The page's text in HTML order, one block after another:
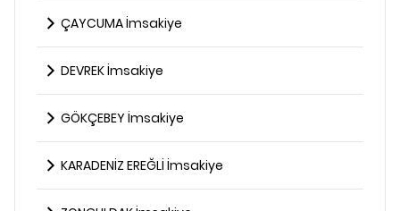
ÇAYCUMA İmsakiye
DEVREK İmsakiye
GÖKÇEBEY İmsakiye
KARADENİZ EREĞLİ İmsakiye